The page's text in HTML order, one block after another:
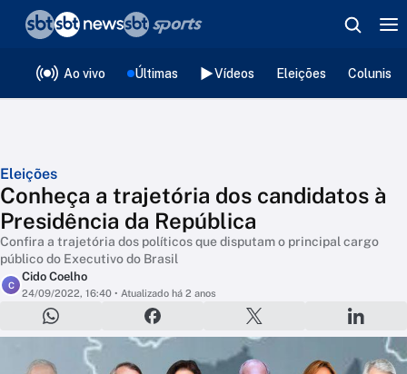
Ao vivo Últimas Vídeos Eleições
Eleições
Conheça a trajetória dos candidatos à
Presidência da República
Confira a trajetória dos políticos que disputam o principal cargo
público do Executivo do Brasil
C
Cido Coelho
24/09/2022, 16:40 • Atualizado há 2 anos
❮voltar
Editorias